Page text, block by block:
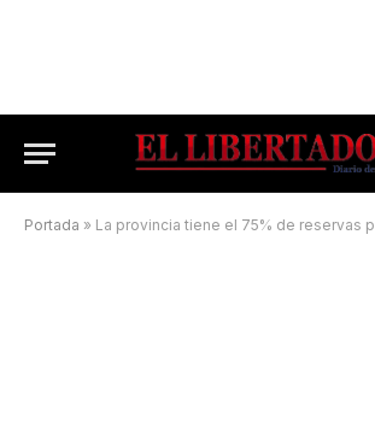
Portada » La provincia tiene el 75% de reservas para el último